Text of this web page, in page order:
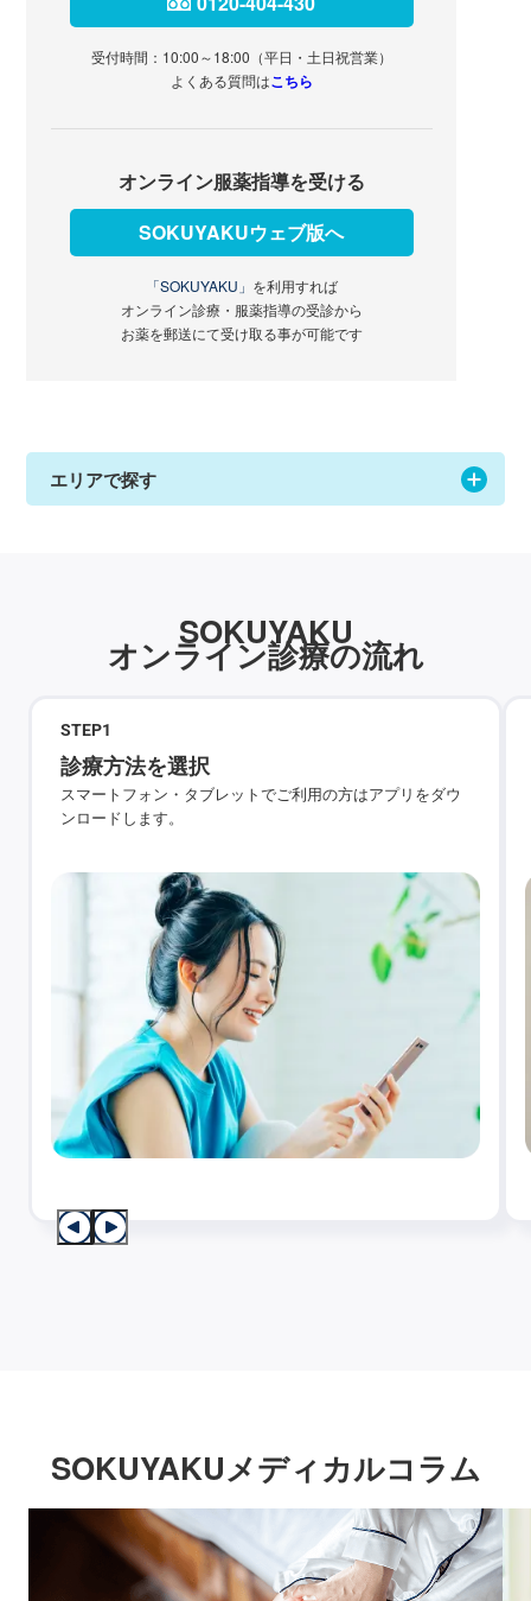
受付時間：10:00～18:00（平日・土日祝営業）
よくある質問はこちら
オンライン服薬指導を受ける
SOKUYAKUウェブ版へ
「SOKUYAKU」 を利用すれば
オンライン診療・服薬指導の受診から
お薬を郵送にて受け取る事が可能です
エリアで探す
SOKUYAKU
オンライン診療の流れ
STEP1
診療方法を選択
スマートフォン・タブレットでご利用の方はアプリをダウ
ンロードします。
SOKUYAKUメディカルコラム